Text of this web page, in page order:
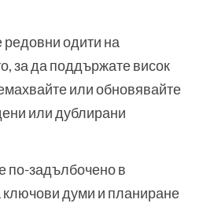
одити на
за да поддържате висок
или обновявайте
или дублирани
по-задълбочено в
ключови думи и планиране